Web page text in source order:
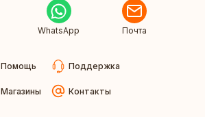
WhatsApp Почта
Помощь Поддержка
Магазины Контакты